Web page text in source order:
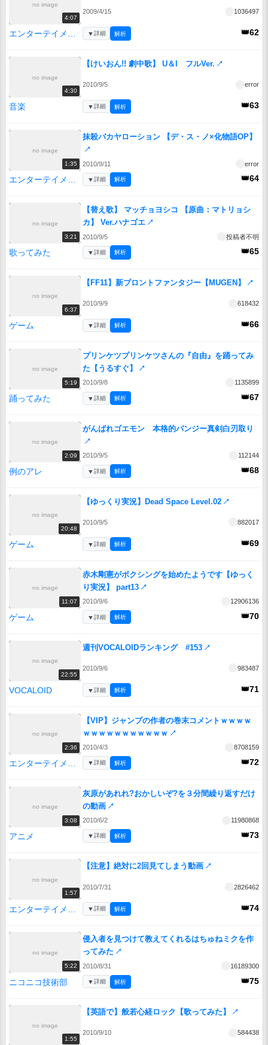
no image
4:07
2009/4/15 1036497
エンターテイメント 👑62
▼詳細 解析
no image
4:30
【けいおん!! 劇中歌】 U＆I フルVer. ↗
2010/9/5 error
音楽 👑63
▼詳細 解析
no image
1:35
抹殺バカヤローション 【デ・ス・ノ×化物語OP】
↗
2010/9/11 error
エンターテイメント 👑64
▼詳細 解析
no image
3:21
【替え歌】 マッチョヨシコ 【原曲：マトリョシ
カ】 Ver.ハナゴエ ↗
2010/9/5 投稿者不明
歌ってみた 👑65
▼詳細 解析
no image
6:37
【FF11】新ブロントファンタジー【MUGEN】 ↗
2010/9/9 618432
ゲーム 👑66
▼詳細 解析
no image
5:19
プリンケツプリンケツさんの『自由』を踊ってみ
た【うるすぐ】
↗
2010/9/8 1135899
踊ってみた 👑67
▼詳細 解析
no image
2:09
がんばれゴエモン 本格的バンジー真剣白刃取り
↗
2010/9/5 112144
例のアレ 👑68
▼詳細 解析
no image
20:48
【ゆっくり実況】Dead Space Level.02 ↗
2010/9/5 882017
ゲーム 👑69
▼詳細 解析
no image
11:07
赤木剛憲がボクシングを始めたようです【ゆっく
り実況】 part13 ↗
2010/9/6 12906136
ゲーム 👑70
▼詳細 解析
no image
22:55
週刊VOCALOIDランキング #153 ↗
2010/9/6 983487
VOCALOID 👑71
▼詳細 解析
no image
2:36
【VIP】ジャンプの作者の巻末コメントｗｗｗｗ
ｗｗｗｗｗｗｗｗｗｗｗ ↗
2010/4/3 8708159
👑72
▼詳細 解析
no image
3:08
灰原があれれ?おかしいぞ?を３分間繰り返すだけ
の動画 ↗
2010/6/2 11980868
アニメ 👑73
▼詳細 解析
no image
1:57
【注意】絶対に2回見てしまう動画 ↗
2010/7/31 2826462
👑74
▼詳細 解析
no image
5:22
侵入者を見つけて教えてくれるはちゅねミクを作
ってみた ↗
2010/8/31 16189300
ニコニコ技術部 👑75
▼詳細 解析
no image
1:55
【英語で】般若心経ロック【歌ってみた】 ↗
2010/9/10 584438